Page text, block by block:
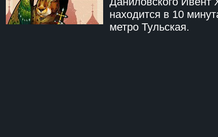
находится в 10
метро Тульская.